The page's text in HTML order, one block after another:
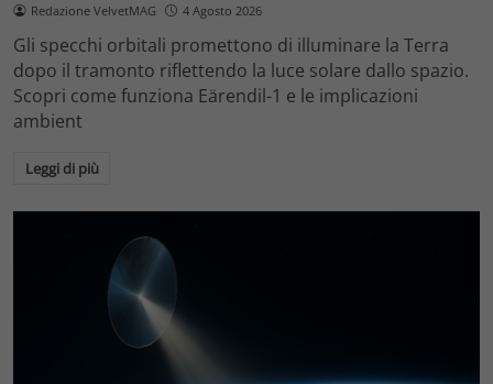
Redazione VelvetMAG 4 Agosto 2026
Gli specchi orbitali promettono di illuminare la Terra
dopo il tramonto riflettendo la luce solare dallo spazio.
Scopri come funziona Eärendil-1 e le implicazioni
ambient
Leggi di più